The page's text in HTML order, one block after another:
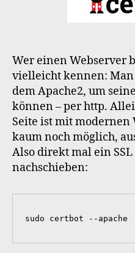
Wer einen Webserver
vielleicht kennen:
dem Apache2, um
können – per http.
Seite ist mit modernen
kaum noch möglich,
Also direkt mal ein
nachschieben:
sudo certbot --apache